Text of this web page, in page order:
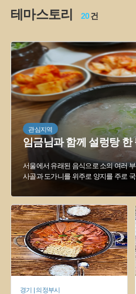
# 고창 가볼만한곳
강원도 별미 #찌개 #
#설렁탕 #레트로 여행지
#힙지로 #시장음식 #
테마스토리 20건
관심지역
임금님과 함께 설렁탕 한
서울에서 유래된 음식으로 소의 여러
사골과 도가니를 위주로 양지를 주로
경기 | 의정부시